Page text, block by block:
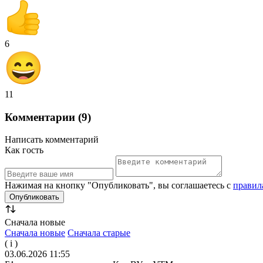
6
11
Комментарии (9)
Написать комментарий
Как гость
Нажимая на кнопку "Опубликовать", вы соглашаетесь с
Сначала новые
Сначала новые Сначала старые
( i )
03.06.2026 11:55